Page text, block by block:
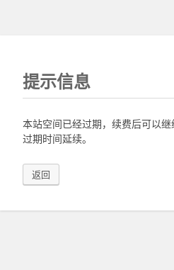
提示信息
本站空间已经过期，续费后可以
过期时间延续。
返回